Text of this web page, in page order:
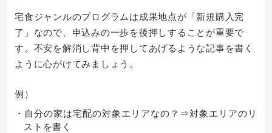
宅食ジャンルのプログラムは成果地点が「新規購入完
了」なので、申込みの一歩を後押しすることが重要で
す。不安を解消し背中を押してあげるような記事を書く
ように心がけてみましょう。
例）
・自分の家は宅配の対象エリアなの？⇒対象エリアのリ
ストを書く